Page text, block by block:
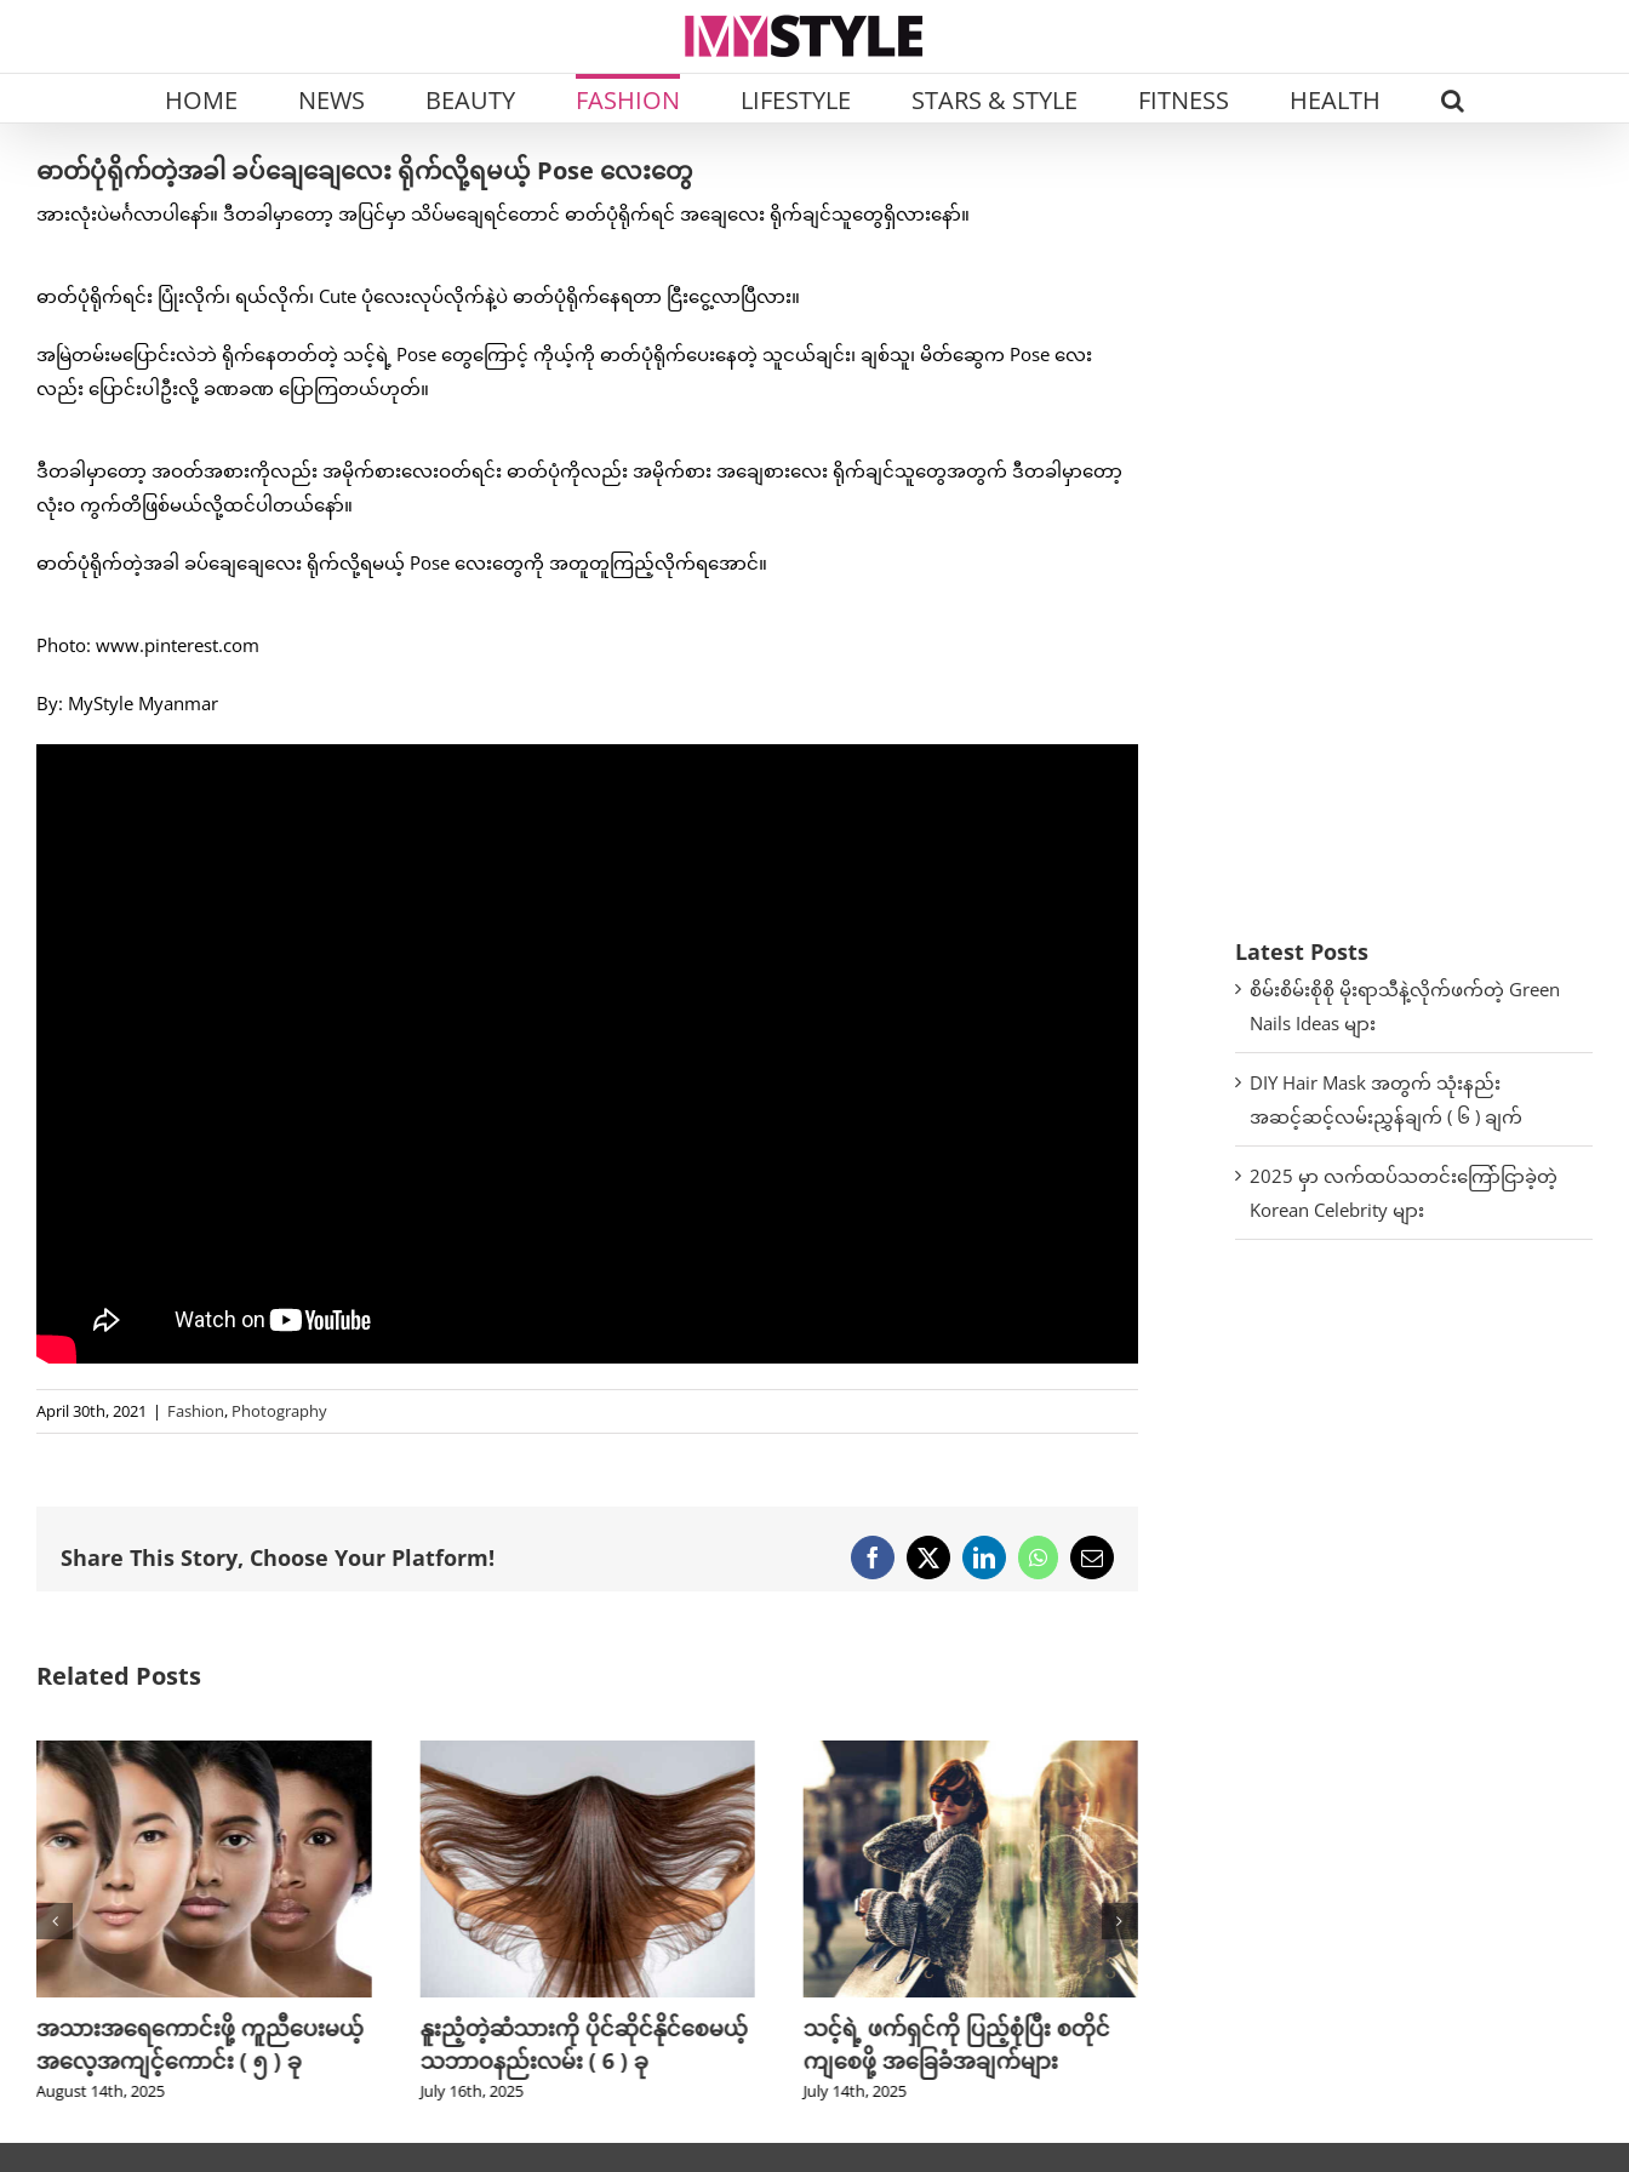
HOME NEWS BEAUTY FASHION LIFESTYLE STARS & STYLE FITNESS HEALTH
ဓာတ်ပုံရိုက်တဲ့အခါ ခပ်ချေချေလေး ရိုက်လို့ရမယ့် Pose လေးတွေ
အားလုံးပဲမင်္ဂလာပါနော်။ ဒီတခါမှာတော့ အပြင်မှာ သိပ်မချေရင်တောင် ဓာတ်ပုံရိုက်ရင် အချေလေး ရိုက်ချင်သူတွေရှိလားနော်။
ဓာတ်ပုံရိုက်ရင်း ပြုံးလိုက်၊ ရယ်လိုက်၊ Cute ပုံလေးလုပ်လိုက်နဲ့ပဲ ဓာတ်ပုံရိုက်နေရတာ ငြီးငွေ့လာပြီလား။
အမြဲတမ်းမပြောင်းလဲဘဲ ရိုက်နေတတ်တဲ့ သင့်ရဲ့ Pose တွေကြောင့် ကိုယ့်ကို ဓာတ်ပုံရိုက်ပေးနေတဲ့ သူငယ်ချင်း၊ ချစ်သူ၊ မိတ်ဆွေက Pose လေး
လည်း ပြောင်းပါဦးလို့ ခဏခဏ ပြောကြတယ်ဟုတ်။
ဒီတခါမှာတော့ အဝတ်အစားကိုလည်း အမိုက်စားလေးဝတ်ရင်း ဓာတ်ပုံကိုလည်း အမိုက်စား အချေစားလေး ရိုက်ချင်သူတွေအတွက် ဒီတခါမှာတော့
လုံးဝ ကွက်တိဖြစ်မယ်လို့ထင်ပါတယ်နော်။
ဓာတ်ပုံရိုက်တဲ့အခါ ခပ်ချေချေလေး ရိုက်လို့ရမယ့် Pose လေးတွေကို အတူတူကြည့်လိုက်ရအောင်။
Photo: www.pinterest.com
By: MyStyle Myanmar
April 30th, 2021 | Fashion, Photography
Share This Story, Choose Your Platform! Facebook
X LinkedInWhatsApp
Email
Related Posts
အသားအရေကောင်းဖို့ ကူညီပေးမယ့်
အလေ့အကျင့်ကောင်း ( ၅ ) ခု
August 14th, 2025
နူးညံ့တဲ့ဆံသားကို ပိုင်ဆိုင်နိုင်စေမယ့်
သဘာဝနည်းလမ်း ( 6 ) ခု
July 16th, 2025
သင့်ရဲ့ ဖက်ရှင်ကို ပြည့်စုံပြီး စတိုင်
ကျစေဖို့ အခြေခံအချက်များ
July 14th, 2025
Latest Posts
စိမ်းစိမ်းစိုစို မိုးရာသီနဲ့လိုက်ဖက်တဲ့ Green
Nails Ideas များ
DIY Hair Mask အတွက် သုံးနည်း
အဆင့်ဆင့်လမ်းညွှန်ချက် ( ၆ ) ချက်
2025 မှာ လက်ထပ်သတင်းကြော်ငြာခဲ့တဲ့
Korean Celebrity များ